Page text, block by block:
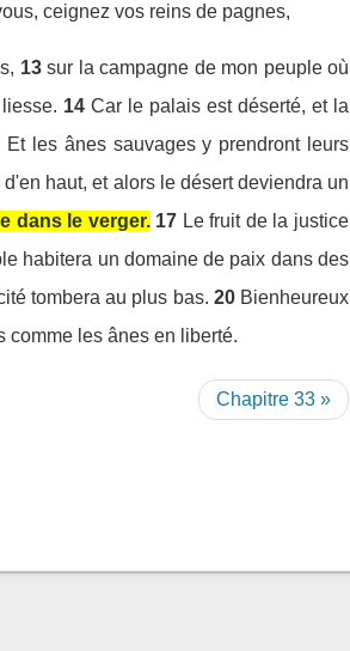
ceignez vos reins de pagnes,
13 sur la campagne de mon peuple où
14 Car le palais est déserté, et la
les ânes sauvages y prendront leurs
haut, et alors le désert deviendra un
dans le verger. 17 Le fruit de la justice
habitera un domaine de paix dans des
tombera au plus bas. 20 Bienheureux
comme les ânes en liberté.
Chapitre 33 »